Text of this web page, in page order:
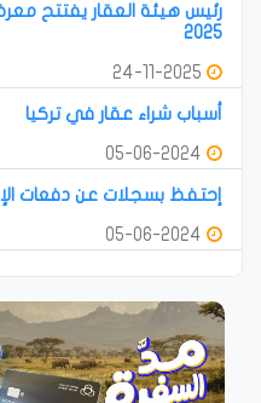
رئيس هيئة العقار يفتتح
2025
أسباب شراء عقار في تركيا
إحتفظ بسجلات عن دفعات